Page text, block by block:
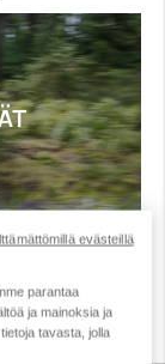
parantaa
ja mainoksia ja
tavasta, jolla
evästeillä